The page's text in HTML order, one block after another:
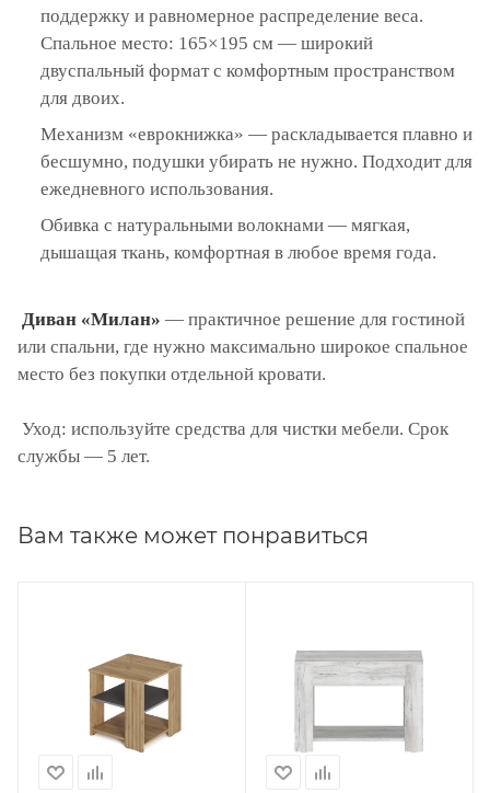
поддержку и равномерное распределение веса.
Спальное место: 165×195 см — широкий
двуспальный формат с комфортным пространством
для двоих.
Механизм «еврокнижка» — раскладывается плавно и
бесшумно, подушки убирать не нужно. Подходит для
ежедневного использования.
Обивка с натуральными волокнами — мягкая,
дышащая ткань, комфортная в любое время года.
Диван «Милан» — практичное решение для гостиной
или спальни, где нужно максимально широкое спальное
место без покупки отдельной кровати.
Уход: используйте средства для чистки мебели. Срок
службы — 5 лет.
Вам также может понравиться